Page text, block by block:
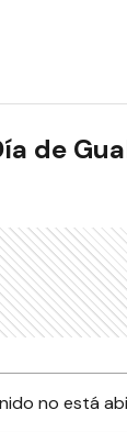
de
no está